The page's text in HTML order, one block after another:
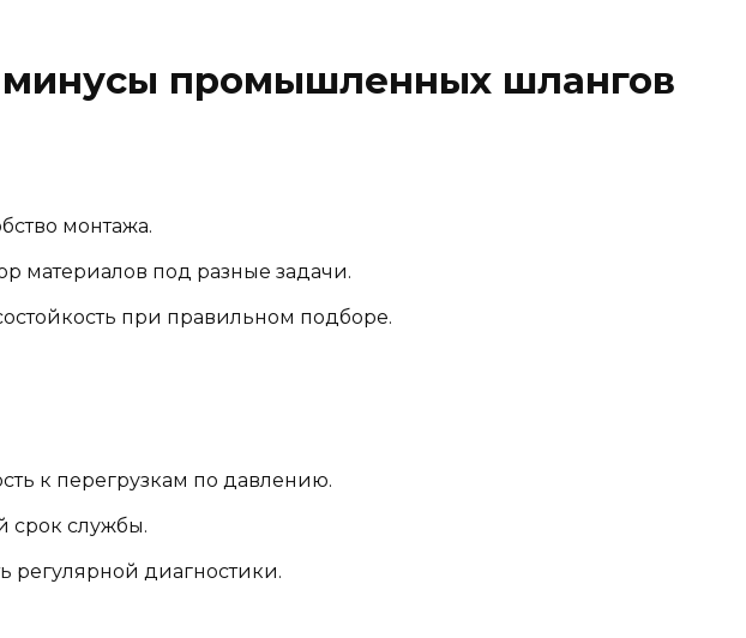
промышленных шлангов
монтажа.
материалов под разные задачи.
при правильном подборе.
к перегрузкам по давлению.
срок службы.
регулярной диагностики.